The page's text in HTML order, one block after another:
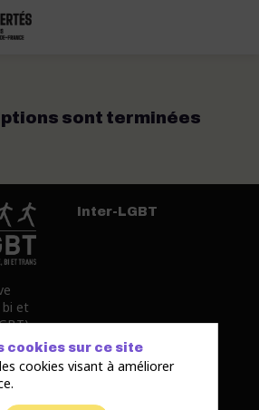
sont terminées
bi et
la
en
Inter-LGBT
cookies sur ce site
cookies visant à améliorer